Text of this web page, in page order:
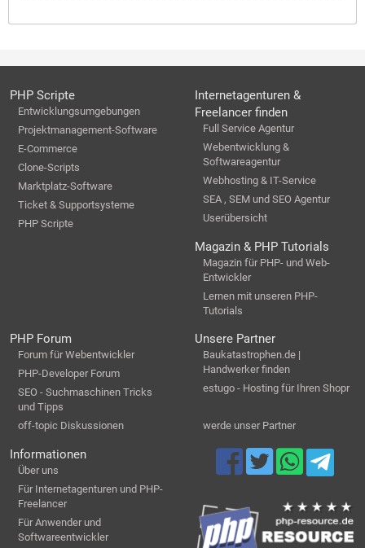
PHP Scripte
Entwicklungsumgebungen
Projektmanagement-Software
E-Commerce
Clone-Scripts
Marktplatz-Software
Ticket & Supportsysteme
PHP Scripte
Internetagenturen &
Freelancer finden
Full Service Agentur
Webentwicklung &
Softwareagentur
Webhosting & IT-Service
SEA , SEM und SEO Agentur
Userübersicht
Magazin & PHP Tutorials
Magazin für PHP- und Web-
Entwickler
Lernen mit unseren PHP-
Tutorials
PHP Forum
Forum für Webentwickler
PHP-Developer Forum
SEO - Suchmaschinen Tricks
und Tipps
off-topic Diskussionen
Unsere Partner
Baukatastrophen.de |
Handwerker finden
estugo - Hosting für Ihren Shopr
werde unser Partner
Informationen
Über uns
Für Internetagenturen und PHP-
Freelancer
Für Anwender und
Softwareentwickler